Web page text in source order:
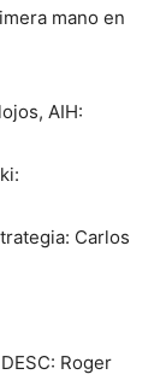
mano en
AIH:
Carlos
Roger